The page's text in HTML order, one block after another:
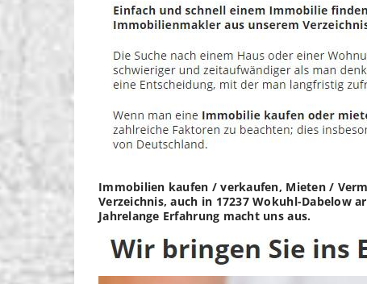
Immobilien kaufen / verkaufen, Mieten /
Verzeichnis, auch in 17237 Wokuhl-
Jahrelange Erfahrung macht uns aus.